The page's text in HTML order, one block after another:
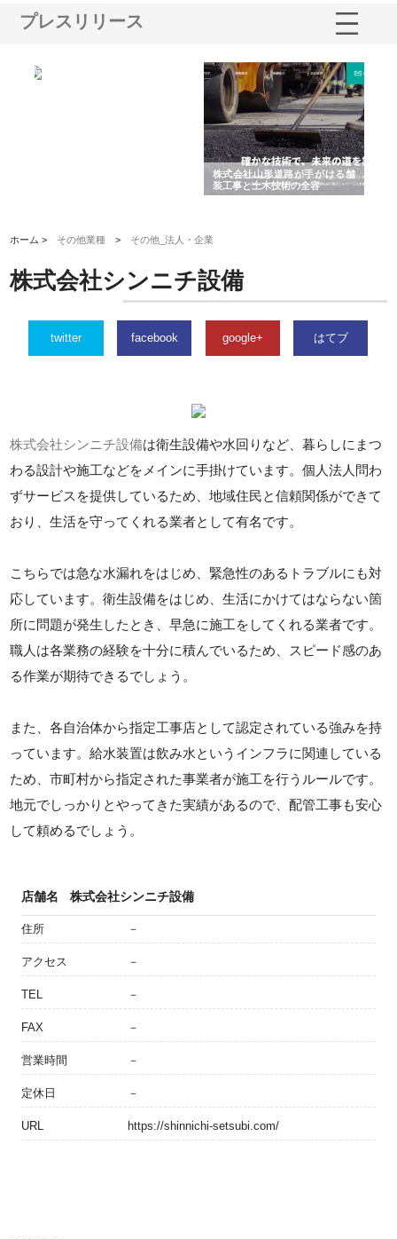
プレスリリース
株式会社山形道路が手がける舗
装工事と土木技術の全容
ホーム > その他業種 > その他_法人・企業
株式会社シンニチ設備
twitter facebook google+ はてブ
株式会社シンニチ設備は衛生設備や水回りなど、暮らしにまつ
わる設計や施工などをメインに手掛けています。個人法人問わ
ずサービスを提供しているため、地域住民と信頼関係ができて
おり、生活を守ってくれる業者として有名です。
こちらでは急な水漏れをはじめ、緊急性のあるトラブルにも対
応しています。衛生設備をはじめ、生活にかけてはならない箇
所に問題が発生したとき、早急に施工をしてくれる業者です。
職人は各業務の経験を十分に積んでいるため、スピード感のあ
る作業が期待できるでしょう。
また、各自治体から指定工事店として認定されている強みを持
っています。給水装置は飲み水というインフラに関連している
ため、市町村から指定された事業者が施工を行うルールです。
地元でしっかりとやってきた実績があるので、配管工事も安心
して頼めるでしょう。
店舗名 株式会社シンニチ設備
住所 －
アクセス －
TEL －
FAX －
営業時間 －
定休日 －
URL https://shinnichi-setsubi.com/